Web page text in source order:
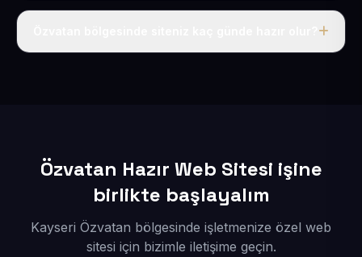
Tek fiyat uygulanır: yıllık 50 USD + KDV. Bu bedele alan
Özvatan Hazır Web Sitesi işine
birlikte başlayalım
Kayseri Özvatan bölgesinde işletmenize özel web
sitesi için bizimle iletişime geçin.